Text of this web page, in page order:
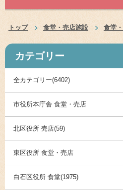
トップ 食堂・売店施設 食堂
カテゴリー
全カテゴリー(6402)
市役所本庁舎 食堂・売店
北区役所 売店(59)
東区役所 食堂・売店
白石区役所 食堂(1975)